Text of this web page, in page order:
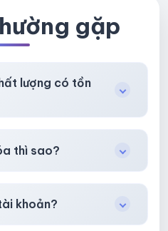
gặp
lượng có tồn
hành hơn là giá rẻ nhất.
thì sao?
khoản?